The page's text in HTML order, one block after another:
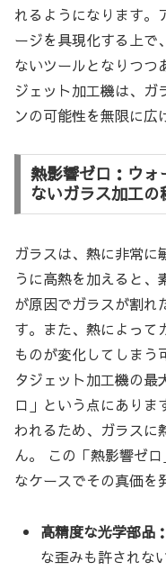
れるようになります。
ージを具現化する上で
ないツールとなりつつ
ジェット加工機は、ガ
ンの可能性を無限に広
熱影響ゼロ：ウォ
ないガラス加工の
ガラスは、熱に非常に
うに高熱を加えると、
が原因でガラスが割れ
す。また、熱によって
ものが変化してしまう
タジェット加工機の最
ロ」という点にありま
われるため、ガラスに
ん。 この「熱影響ゼ
なケースでその真価を
高精度な光学部品：
な歪みも許されな